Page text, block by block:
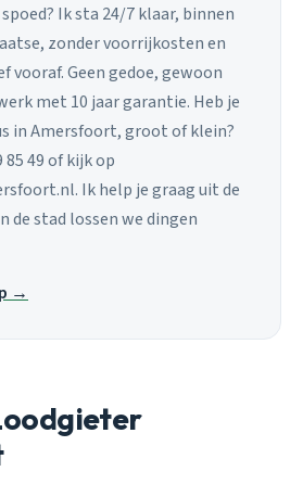
Ik sta 24/7 klaar, binnen
zonder voorrijkosten en
vooraf. Geen gedoe, gewoon
met 10 jaar garantie. Heb je
in Amersfoort, groot of klein?
85 49 of kijk op
Ik help je graag uit de
de stad lossen we dingen
→